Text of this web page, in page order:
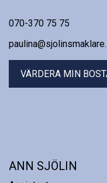
070-370 75 75
VÄRDERA MIN
ANN SJÖLIN